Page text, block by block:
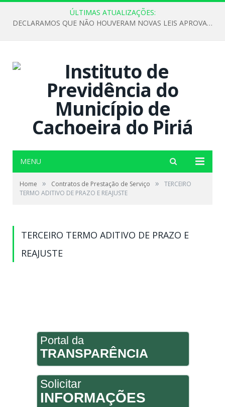
ÚLTIMAS ATUALIZAÇÕES:
DECLARAMOS QUE NÃO HOUVERAM NOVAS LEIS APROVADAS ATÉ O MOMENTO PARA O INSTITUTO DE PREVIDÊNCIA NO ANO DE 2026
MENU
Home » Contratos de Prestação de Serviço »
TERCEIRO
TERMO ADITIVO DE PRAZO E REAJUSTE
TERCEIRO TERMO ADITIVO DE PRAZO E
REAJUSTE
Portal da
TRANSPARÊNCIA
Solicitar
INFORMAÇÕES